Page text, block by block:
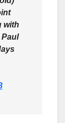
with